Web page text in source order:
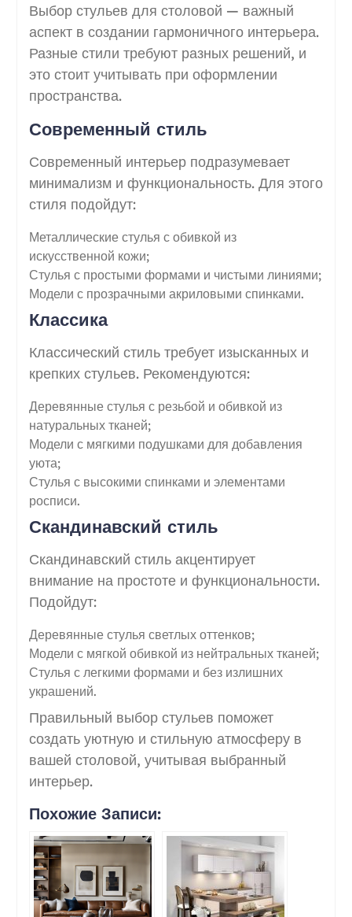
Выбор стульев для столовой — важный
аспект в создании гармоничного интерьера.
Разные стили требуют разных решений, и
это стоит учитывать при оформлении
пространства.
Современный стиль
Современный интерьер подразумевает
минимализм и функциональность. Для этого
стиля подойдут:
Металлические стулья с обивкой из
искусственной кожи;
Стулья с простыми формами и чистыми линиями;
Модели с прозрачными акриловыми спинками.
Классика
Классический стиль требует изысканных и
крепких стульев. Рекомендуются:
Деревянные стулья с резьбой и обивкой из
натуральных тканей;
Модели с мягкими подушками для добавления
уюта;
Стулья с высокими спинками и элементами
росписи.
Скандинавский стиль
Скандинавский стиль акцентирует
внимание на простоте и функциональности.
Подойдут:
Деревянные стулья светлых оттенков;
Модели с мягкой обивкой из нейтральных тканей;
Стулья с легкими формами и без излишних
украшений.
Правильный выбор стульев поможет
создать уютную и стильную атмосферу в
вашей столовой, учитывая выбранный
интерьер.
Похожие Записи: